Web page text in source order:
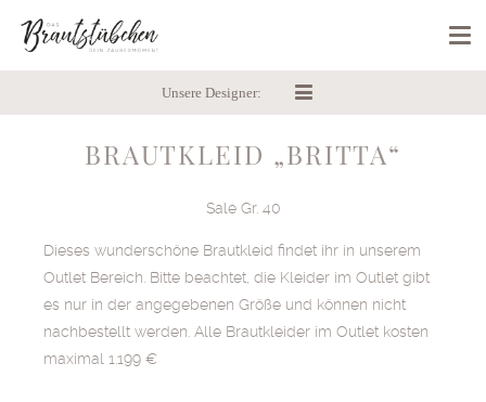
Unsere Designer:
BRAUTKLEID „BRITTA“
Sale Gr. 40
Dieses wunderschöne Brautkleid findet ihr in unserem
Outlet Bereich. Bitte beachtet, die Kleider im Outlet gibt
es nur in der angegebenen Größe und können nicht
nachbestellt werden. Alle Brautkleider im Outlet kosten
maximal 1.199 €